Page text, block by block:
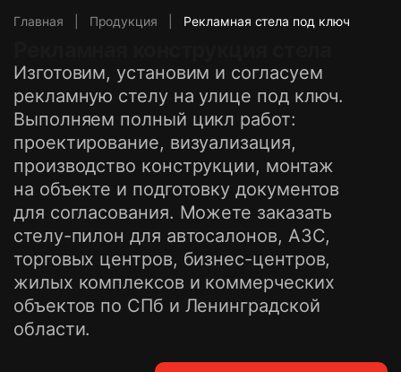
Панели-кронштейн
Лайтбоксы
Световые короба
Для улицы
Крышные установки
Стритлайны
Рекламные щиты
Пилоны
Стелы
По назначению
Для магазина
О компании
Наше производство
Доставка и оплата
Гарантия и возврат
Вакансии
Вопрос-ответ
Главная Продукция Рекламная стела под ключ
Изготовим, установим и согласуем
рекламную стелу на улице под ключ.
Выполняем полный цикл работ:
проектирование, визуализация,
производство конструкции, монтаж
на объекте и подготовку документов
для согласования. Можете заказать
стелу-пилон для автосалонов, АЗС,
торговых центров, бизнес-центров,
жилых комплексов и коммерческих
объектов по СПб и Ленинградской
области.